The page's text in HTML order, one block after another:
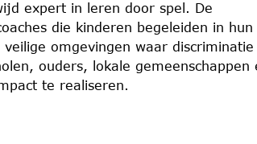
expert in leren door spel. De
die kinderen begeleiden in hun
omgevingen waar discriminatie
ouders, lokale gemeenschappen
te realiseren.